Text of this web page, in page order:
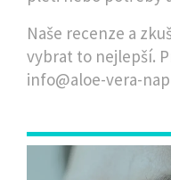
Naše recenze a
vybrat to nejlepší.
info@aloe-vera-